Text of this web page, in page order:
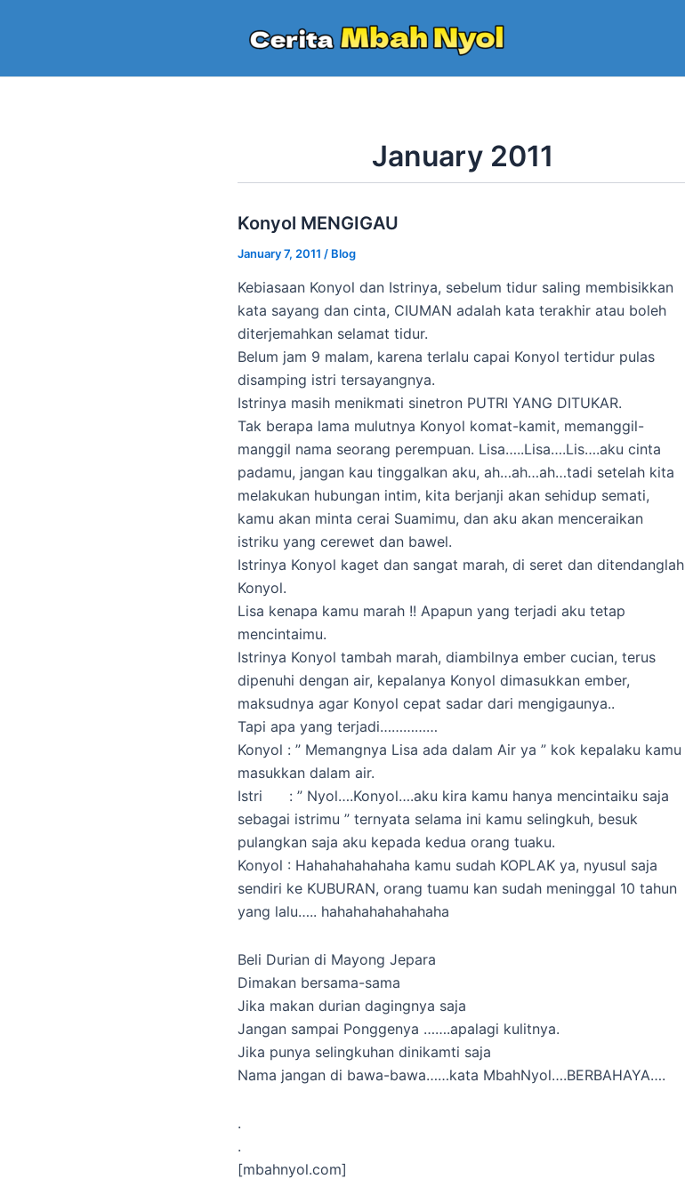
January 2011
Konyol MENGIGAU
January 7, 2011 / Blog
Kebiasaan Konyol dan Istrinya, sebelum tidur saling membisikkan
kata sayang dan cinta, CIUMAN adalah kata terakhir atau boleh
diterjemahkan selamat tidur.
Belum jam 9 malam, karena terlalu capai Konyol tertidur pulas
disamping istri tersayangnya.
Istrinya masih menikmati sinetron PUTRI YANG DITUKAR.
Tak berapa lama mulutnya Konyol komat-kamit, memanggil-
manggil nama seorang perempuan. Lisa…..Lisa….Lis….aku cinta
padamu, jangan kau tinggalkan aku, ah…ah…ah…tadi setelah kita
melakukan hubungan intim, kita berjanji akan sehidup semati,
kamu akan minta cerai Suamimu, dan aku akan menceraikan
istriku yang cerewet dan bawel.
Istrinya Konyol kaget dan sangat marah, di seret dan ditendanglah
Konyol.
Lisa kenapa kamu marah !! Apapun yang terjadi aku tetap
mencintaimu.
Istrinya Konyol tambah marah, diambilnya ember cucian, terus
dipenuhi dengan air, kepalanya Konyol dimasukkan ember,
maksudnya agar Konyol cepat sadar dari mengigaunya..
Tapi apa yang terjadi……………
Konyol : ” Memangnya Lisa ada dalam Air ya ” kok kepalaku kamu
masukkan dalam air.
Istri : ” Nyol….Konyol….aku kira kamu hanya mencintaiku saja
sebagai istrimu ” ternyata selama ini kamu selingkuh, besuk
pulangkan saja aku kepada kedua orang tuaku.
Konyol : Hahahahahahaha kamu sudah KOPLAK ya, nyusul saja
sendiri ke KUBURAN, orang tuamu kan sudah meninggal 10 tahun
yang lalu….. hahahahahahahaha
Beli Durian di Mayong Jepara
Dimakan bersama-sama
Jika makan durian dagingnya saja
Jangan sampai Ponggenya …….apalagi kulitnya.
Jika punya selingkuhan dinikamti saja
Nama jangan di bawa-bawa……kata MbahNyol….BERBAHAYA….
.
.
[mbahnyol.com]